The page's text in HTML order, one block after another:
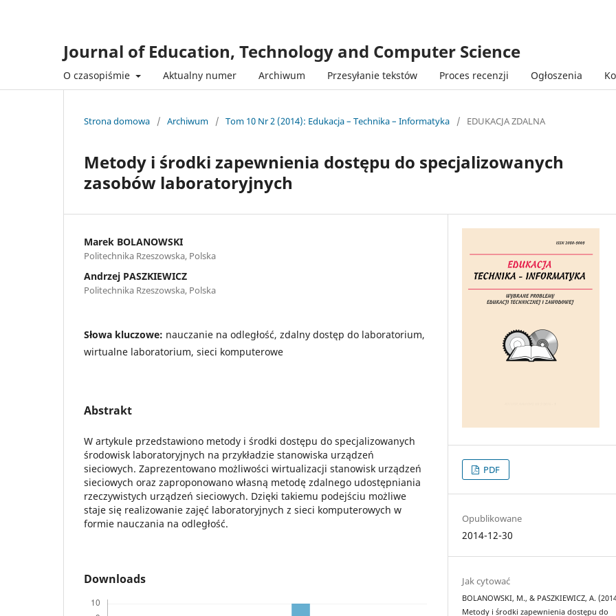
Journal of Education, Technology and Computer Science
O czasopiśmie Aktualny numer Archiwum Przesyłanie tekstów Proces recenzji Ogłoszenia
Strona domowa / Archiwum / Tom 10 Nr 2 (2014): Edukacja – Technika – Informatyka / EDUKACJA ZDALNA
Metody i środki zapewnienia dostępu do specjalizowanych
zasobów laboratoryjnych
Marek BOLANOWSKI
Politechnika Rzeszowska, Polska
Andrzej PASZKIEWICZ
Politechnika Rzeszowska, Polska
Słowa kluczowe: nauczanie na odległość, zdalny dostęp do laboratorium,
wirtualne laboratorium, sieci komputerowe
Abstrakt
W artykule przedstawiono metody i środki dostępu do specjalizowanych
środowisk laboratoryjnych na przykładzie stanowiska urządzeń
sieciowych. Zaprezentowano możliwości wirtualizacji stanowisk urządzeń
sieciowych oraz zaproponowano własną metodę zdalnego udostępniania
rzeczywistych urządzeń sieciowych. Dzięki takiemu podejściu możliwe
staje się realizowanie zajęć laboratoryjnych z sieci komputerowych w
formie nauczania na odległość.
Downloads
PDF
Opublikowane
2014-12-30
Jak cytować
BOLANOWSKI, M., & PASZKIEWICZ, A.
Metody i środki zapewnienia dostępu do